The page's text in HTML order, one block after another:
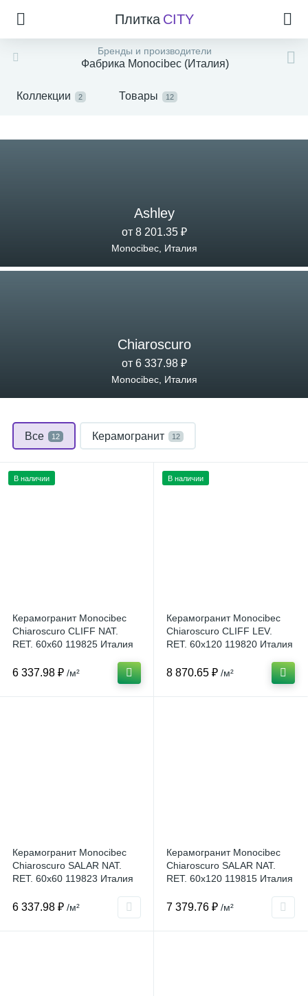
Плитка CITY
Бренды и производители
Фабрика Monocibec (Италия)
Коллекции 2 Товары 12
Ashley
от 8 201.35 ₽
Monocibec, Италия
Chiaroscuro
от 6 337.98 ₽
Monocibec, Италия
Все 12 Керамогранит 12
В наличии
Керамогранит Monocibec
Chiaroscuro CLIFF NAT.
RET. 60x60 119825 Италия
6 337.98 ₽ /м²
В наличии
Керамогранит Monocibec
Chiaroscuro CLIFF LEV.
RET. 60x120 119820 Италия
8 870.65 ₽ /м²
Керамогранит Monocibec
Chiaroscuro SALAR NAT.
RET. 60x60 119823 Италия
6 337.98 ₽ /м²
Керамогранит Monocibec
Chiaroscuro SALAR NAT.
RET. 60x120 119815 Италия
7 379.76 ₽ /м²